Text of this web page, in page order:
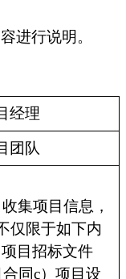
进行说明。
经理
团队
集项目信息，
仅限于如下内
目招标文件
同c）项目设